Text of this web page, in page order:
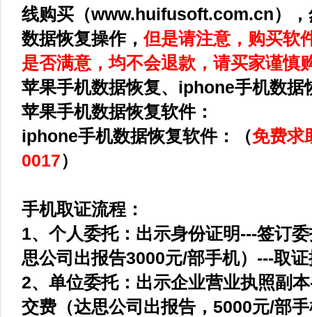
线购买（www.huifusoft.com.cn），
数据恢复操作，但是请注意，购买软
是否满意，均不会退款，请买家谨慎
苹果手机数据恢复、 iphone手机数据
苹果手机数据恢复软件：
iphone手机数据恢复软件：（免费求
0017）
手机取证流程：
1、个人委托：出示身份证明---签订
思公司出报告3000元/部手机）---取
2、单位委托：出示企业营业执照副
交费（达思公司出报告，5000元/部